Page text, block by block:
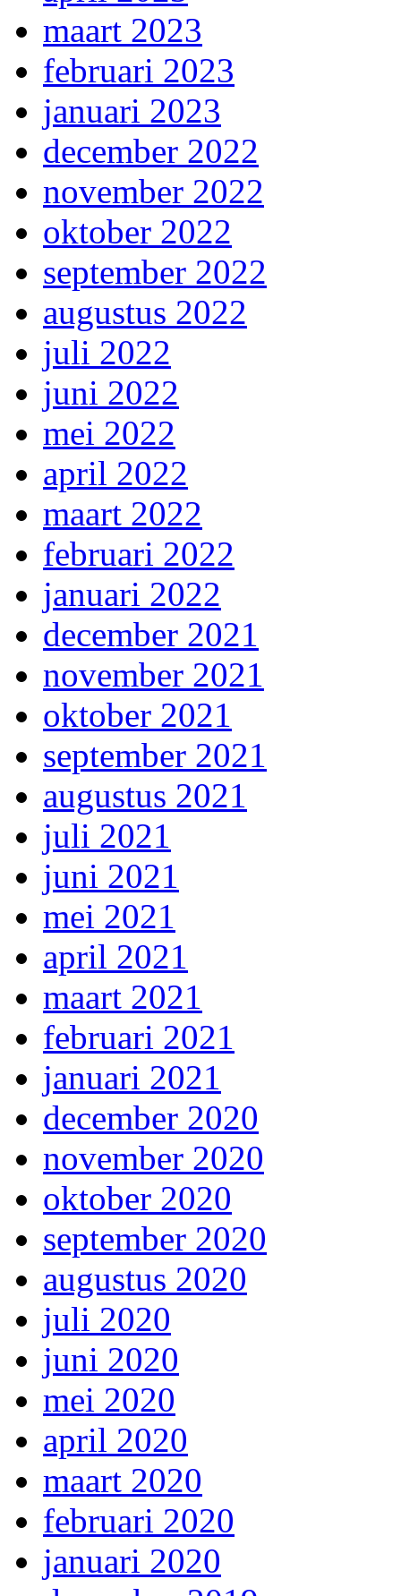
maart 2023
februari 2023
januari 2023
december 2022
november 2022
oktober 2022
september 2022
augustus 2022
juli 2022
juni 2022
mei 2022
april 2022
maart 2022
februari 2022
januari 2022
december 2021
november 2021
oktober 2021
september 2021
augustus 2021
juli 2021
juni 2021
mei 2021
april 2021
maart 2021
februari 2021
januari 2021
december 2020
november 2020
oktober 2020
september 2020
augustus 2020
juli 2020
juni 2020
mei 2020
april 2020
maart 2020
februari 2020
januari 2020